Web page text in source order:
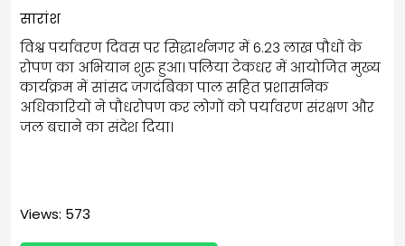
सारांश
विश्व पर्यावरण दिवस पर सिद्धार्थनगर में 6.23 लाख पौधों के
रोपण का अभियान शुरू हुआ। पलिया टेकधर में आयोजित मुख्य
कार्यक्रम में सांसद जगदंबिका पाल सहित प्रशासनिक
अधिकारियों ने पौधरोपण कर लोगों को पर्यावरण संरक्षण और
जल बचाने का संदेश दिया।
Views: 573